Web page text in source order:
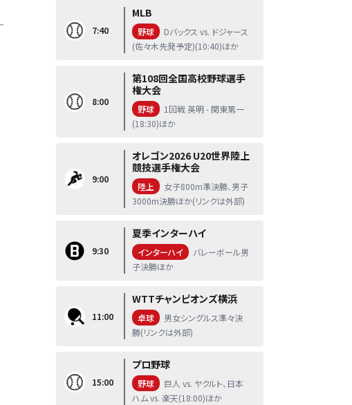
7:40
MLB
野球
Dバックス vs. ドジャース
(佐々木先発予定)(10:40)ほか
8:00
第108回全国高校野球選手
権大会
野球
1回戦 英明 - 関東第一
(18:30)ほか
9:00
オレゴン2026 U20世界陸上
競技選手権大会
陸上
女子800m準決勝、男子
3000m決勝ほか(リンクは外部)
9:30
夏季インターハイ
インターハイ
バレーボール男
子決勝ほか
11:00
WTTチャンピオンズ横浜
卓球
男女シングルス準々決
勝(リンクは外部)
15:00
プロ野球
野球
巨人 vs. ヤクルト、日本
ハム vs. 楽天(18:00)ほか